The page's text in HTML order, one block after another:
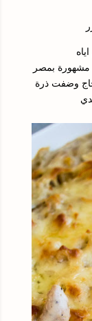
مشهورة بمصر
وضفت ذرة